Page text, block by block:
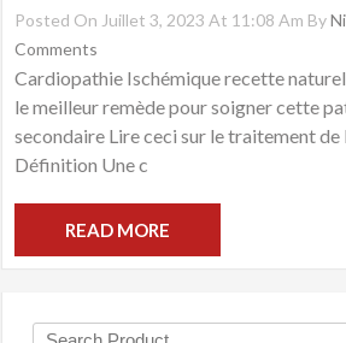
Posted On Juillet 3, 2023 At 11:08 Am By
Comments
Cardiopathie Ischémique recette
le meilleur remède pour soigner cette
secondaire Lire ceci sur le traitement
Définition Une c
READ MORE